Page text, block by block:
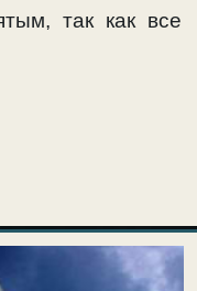
так как все